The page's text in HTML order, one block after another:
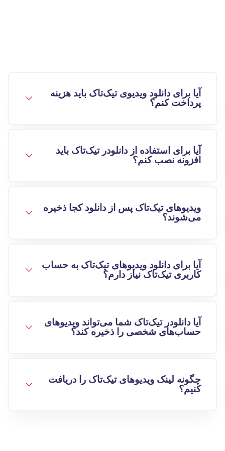
آیا برای دانلود ویدیوی تیک‌تاک باید هزینه
پرداخت کنم؟
آیا برای استفاده از دانلودر تیک‌تاک باید
افزونه نصب کنم؟
ویدیوهای تیک‌تاک پس از دانلود کجا ذخیره
می‌شوند؟
آیا برای دانلود ویدیوهای تیک‌تاک به حساب
کاربری تیک‌تاک نیاز دارم؟
آیا دانلودر تیک‌تاک شما می‌تواند ویدیوهای
حساب‌های شخصی را ذخیره کند؟
چگونه لینک ویدیوهای تیک‌تاک را دریافت
کنیم؟